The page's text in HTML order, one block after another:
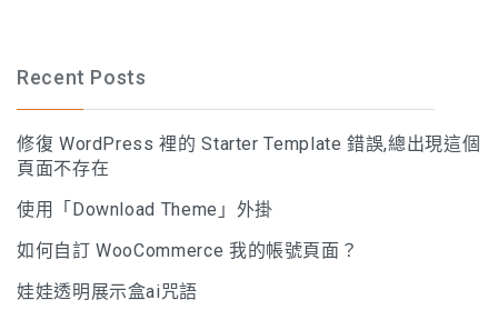
Recent Posts
修復 WordPress 裡的 Starter Template 錯誤,總出現這個
頁面不存在
使用「Download Theme」外掛
如何自訂 WooCommerce 我的帳號頁面？
娃娃透明展示盒ai咒語